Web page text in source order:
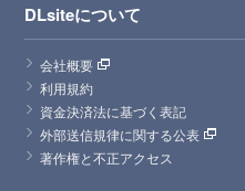
DLsiteについて
会社概要
利用規約
資金決済法に基づく表記
外部送信規律に関する公表
著作権と不正アクセス